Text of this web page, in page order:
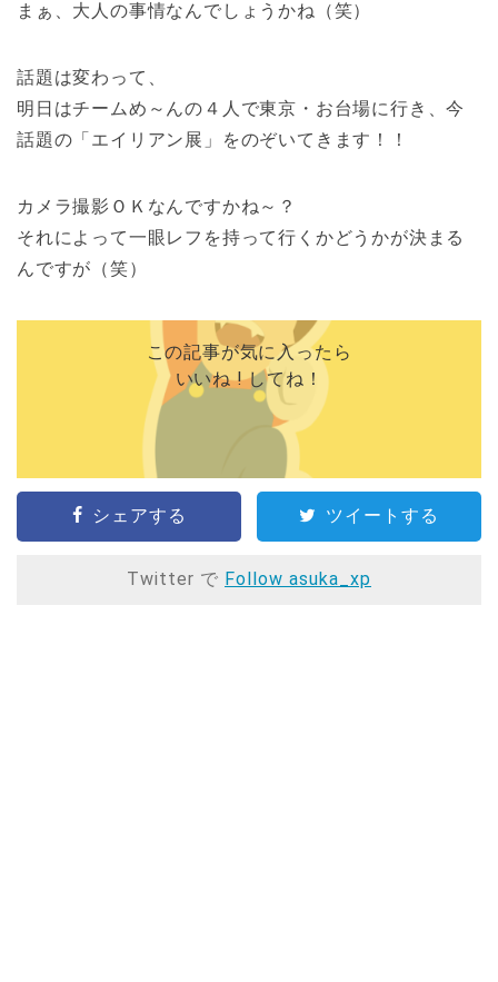
まぁ、大人の事情なんでしょうかね（笑）
話題は変わって、
明日はチームめ～んの４人で東京・お台場に行き、今
話題の「エイリアン展」をのぞいてきます！！
カメラ撮影ＯＫなんですかね～？
それによって一眼レフを持って行くかどうかが決まる
んですが（笑）
この記事が気に入ったら
いいね ! してね！
シェアする ツイートする
Twitter で Follow asuka_xp